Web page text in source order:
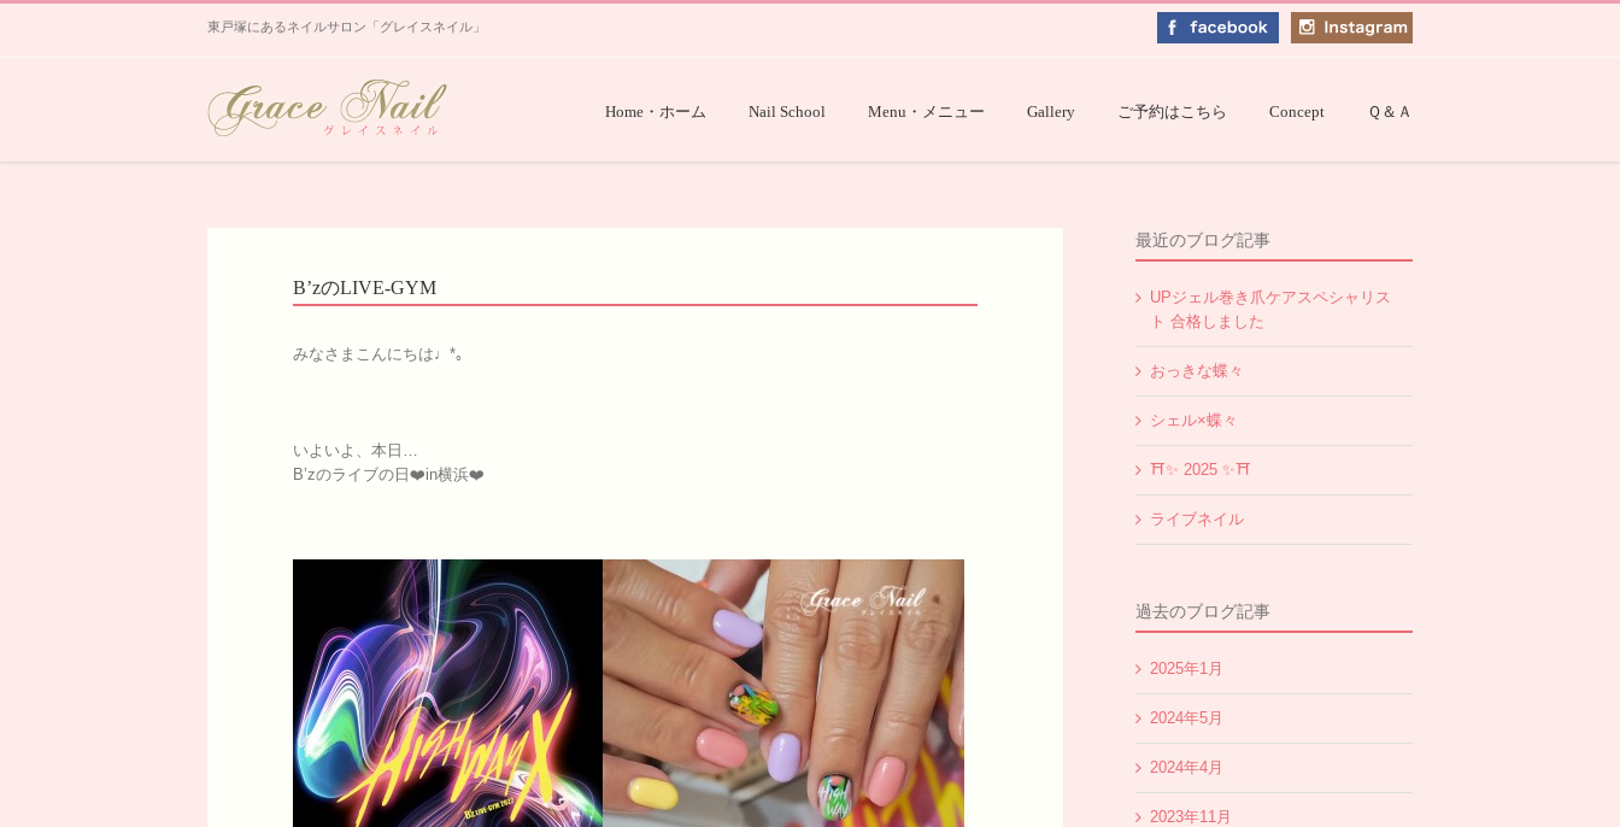
東戸塚にあるネイルサロン「グレイスネイル」
Home・ホーム Nail School Menu・メニュー Gallery ご予約はこちら Concept Ｑ＆Ａ
B’zのLIVE-GYM
みなさまこんにちは♩*｡
いよいよ、本日…
B’zのライブの日❤️in横浜❤️
最近のブログ記事
UPジェル巻き爪ケアスペシャリス
ト 合格しました
おっきな蝶々
シェル×蝶々
⛩✨️ 2025 ✨️⛩
ライブネイル
過去のブログ記事
2025年1月
2024年5月
2024年4月
2023年11月